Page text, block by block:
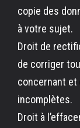
copie des
à votre sujet.
Droit de
de corriger
concernant
incomplètes.
Droit à